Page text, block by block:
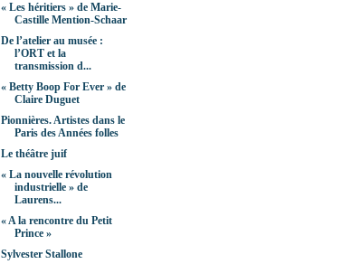
« Les héritiers » de Marie-
Castille Mention-Schaar
De l’atelier au musée :
l’ORT et la
transmission d...
« Betty Boop For Ever » de
Claire Duguet
Pionnières. Artistes dans le
Paris des Années folles
Le théâtre juif
« La nouvelle révolution
industrielle » de
Laurens...
« A la rencontre du Petit
Prince »
Sylvester Stallone